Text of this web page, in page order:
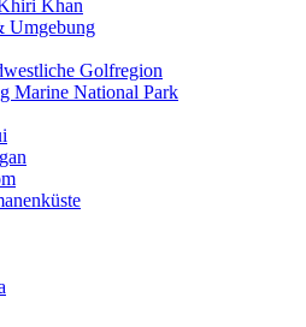
Khan
Umgebung
Golfregion
Marine National Park